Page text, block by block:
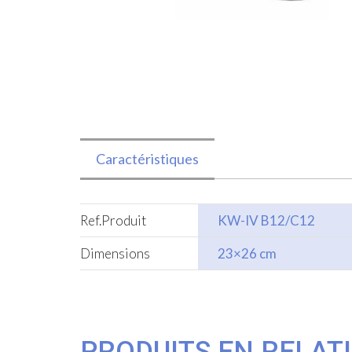
Caractéristiques
Ref.Produit
KW-IV B12/C12
Dimensions
23×26 cm